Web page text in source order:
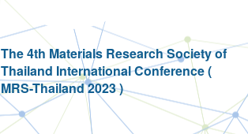
The 4th Materials Research Society of
Thailand International Conference (
MRS-Thailand 2023 )